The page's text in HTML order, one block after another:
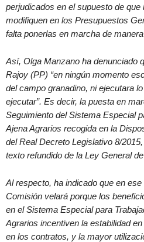
perjudicados en el supuesto de
modifiquen en los Presupuestos
falta ponerlas en marcha de
Así, Olga Manzano ha denunciado
Rajoy (PP) “en ningún momento
del campo granadino, ni ejecutara
ejecutar”. Es decir, la puesta en
Seguimiento del Sistema Especial
Ajena Agrarios recogida en la
del Real Decreto Legislativo 8/
texto refundido de la Ley General
Al respecto, ha indicado que en
Comisión velará porque los
en el Sistema Especial para
Agrarios incentiven la estabilidad
en los contratos, y la mayor